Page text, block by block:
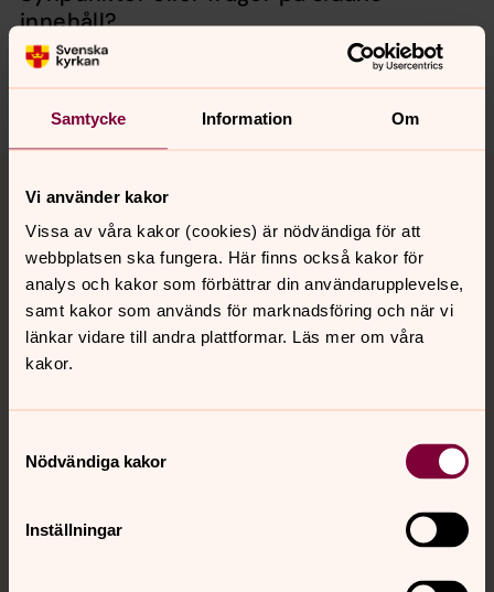
Samtycke Information Om
Vi använder kakor
Vissa av våra kakor (cookies) är nödvändiga för att
webbplatsen ska fungera. Här finns också kakor för
analys och kakor som förbättrar din användarupplevelse,
samt kakor som används för marknadsföring och när vi
länkar vidare till andra plattformar. Läs mer om våra
kakor.
Nödvändiga kakor
Inställningar
innehåll?
jukkasjarvi.forsamling@svenskakyrkan.se
Dela
Kontakt
Kalender
Sociala kanaler